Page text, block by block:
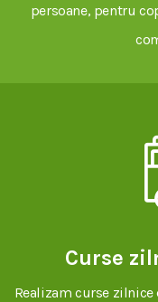
persoane, pentru
Curse
Realizam curse